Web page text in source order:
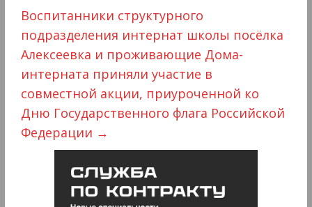
Воспитанники структурного
подразделения интернат школы посëлка
Алексеевка и проживающие Дома-
интерната приняли участие в
совместной акции, приуроченной ко
Дню Государственного флага Российской
Федерации →